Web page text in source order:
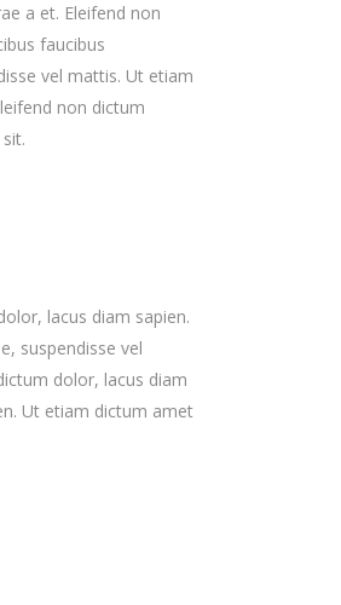
a et. Eleifend non
faucibus
vel mattis. Ut etiam
non dictum
lacus diam sapien.
suspendisse vel
dolor, lacus diam
Ut etiam dictum amet